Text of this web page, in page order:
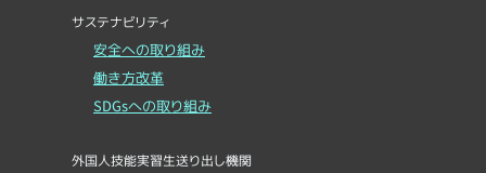
サステナビリティ
安全への取り組み
働き方改革
SDGsへの取り組み
外国人技能実習生送り出し機関